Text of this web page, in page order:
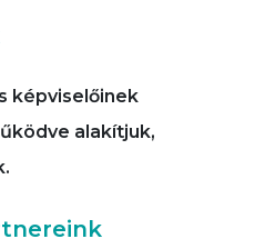
képviselőinek
alakítjuk,